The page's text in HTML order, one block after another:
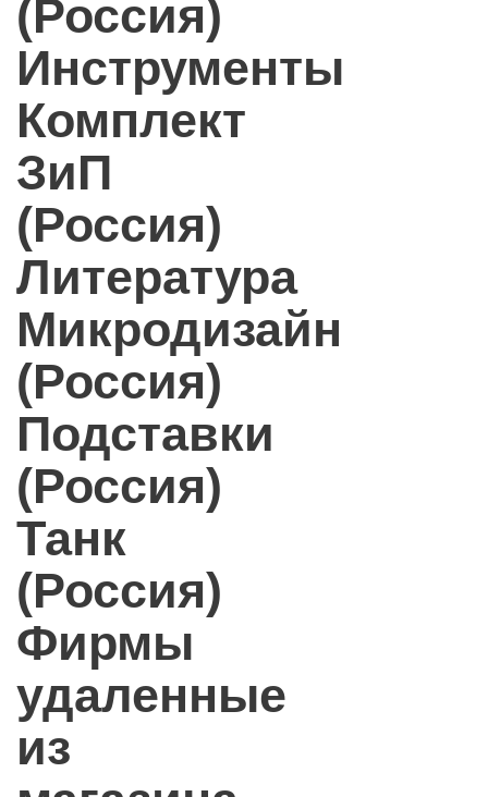
(Россия)
Инструменты
Комплект
ЗиП
(Россия)
Литература
Микродизайн
(Россия)
Подставки
(Россия)
Танк
(Россия)
Фирмы
удаленные
из